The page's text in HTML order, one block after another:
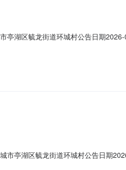
湖区毓龙街道环城村公告日期
至：永宁路北至：海纯路附属设施--
亭湖区毓龙街道环城村公告日期